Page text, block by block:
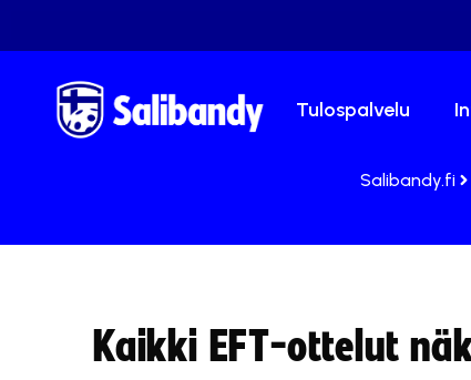
Tulospalvelu
Salibandy.fi
Kaikki EFT-ottelut